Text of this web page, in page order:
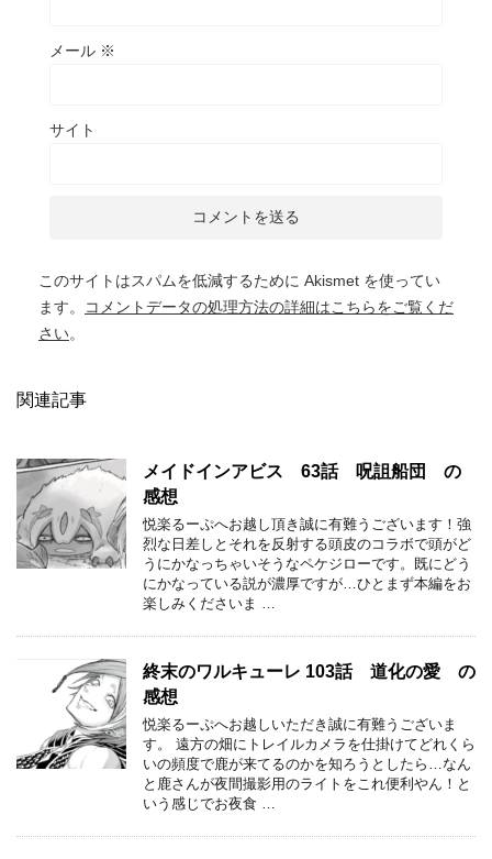
メール ※
サイト
このサイトはスパムを低減するために Akismet を使ってい
ます。
コメントデータの処理方法の詳細はこちらをご覧くだ
さい。
関連記事
メイドインアビス 63話 呪詛船団 の
感想
悦楽るーぷへお越し頂き誠に有難うございます！強
烈な日差しとそれを反射する頭皮のコラボで頭がど
うにかなっちゃいそうなペケジローです。既にどう
にかなっている説が濃厚ですが…ひとまず本編をお
楽しみくださいま …
終末のワルキューレ 103話 道化の愛 の
感想
悦楽るーぷへお越しいただき誠に有難うございま
す。 遠方の畑にトレイルカメラを仕掛けてどれくら
いの頻度で鹿が来てるのかを知ろうとしたら…なん
と鹿さんが夜間撮影用のライトをこれ便利やん！と
いう感じでお夜食 …